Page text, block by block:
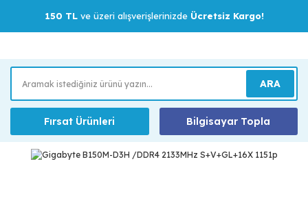
150 TLve üzeri alışverişlerinizde Ücretsiz Kargo!
ARA
Fırsat Ürünleri Bilgisayar Topla